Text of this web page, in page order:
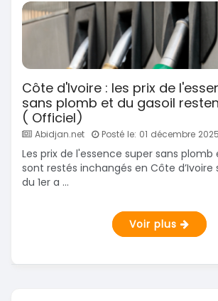
Côte d'Ivoire : les prix de
sans plomb et du gasoil
( Officiel)
Abidjan.net Posté le: 01 décembre 2025
Les prix de l'essence super sans plomb
sont restés inchangés en Côte d’Ivoire
du 1er a ...
Voir plus